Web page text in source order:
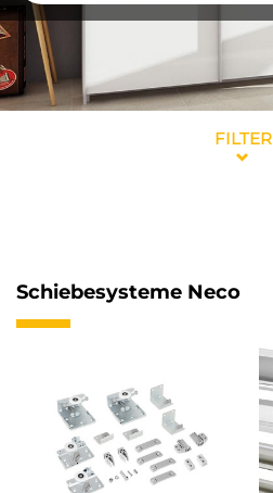
FILTER
Schiebesysteme Neco